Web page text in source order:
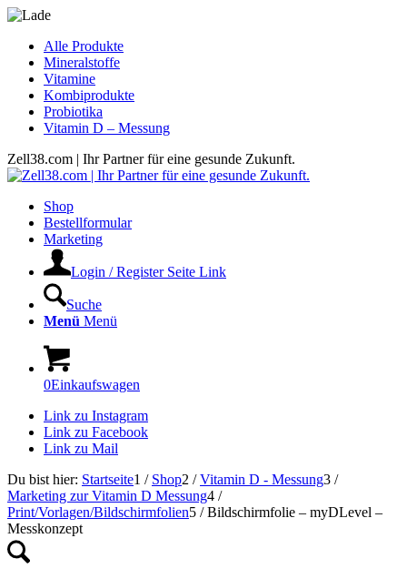
Alle Produkte
Mineralstoffe
Vitamine
Kombiprodukte
Probiotika
Vitamin D – Messung
Zell38.com | Ihr Partner für eine gesunde Zukunft.
Shop
Bestellformular
Marketing
Login / Register Seite Link
Suche
Menü Menü
0Einkaufswagen
Link zu Instagram
Link zu Facebook
Link zu Mail
Du bist hier: Startseite1 / Shop2 / Vitamin D - Messung3 /
Marketing zur Vitamin D Messung4 /
Print/Vorlagen/Bildschirmfolien5 / Bildschirmfolie – myDLevel –
Messkonzept